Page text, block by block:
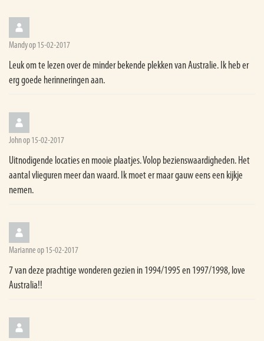
Mandy op 15-02-2017
Leuk om te lezen over de minder bekende plekken van Australie. Ik heb er
erg goede herinneringen aan.
John op 15-02-2017
Uitnodigende locaties en mooie plaatjes. Volop bezienswaardigheden. Het
aantal vlieguren meer dan waard. Ik moet er maar gauw eens een kijkje
nemen.
Marianne op 15-02-2017
7 van deze prachtige wonderen gezien in 1994/1995 en 1997/1998, love
Australia!!